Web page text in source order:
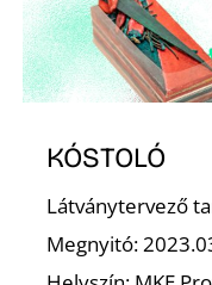
KÓSTOLÓ
Látványtervező
Megnyitó: